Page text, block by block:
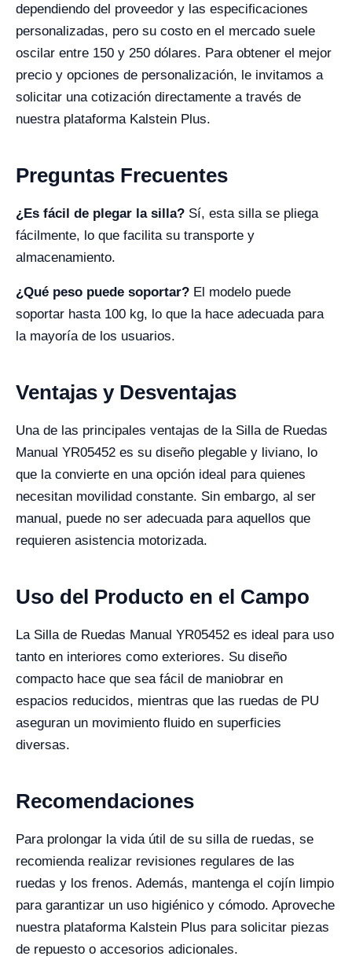
dependiendo del proveedor y las especificaciones
personalizadas, pero su costo en el mercado suele
oscilar entre 150 y 250 dólares. Para obtener el mejor
precio y opciones de personalización, le invitamos a
solicitar una cotización directamente a través de
nuestra plataforma Kalstein Plus.
Preguntas Frecuentes
¿Es fácil de plegar la silla? Sí, esta silla se pliega
fácilmente, lo que facilita su transporte y
almacenamiento.
¿Qué peso puede soportar? El modelo puede
soportar hasta 100 kg, lo que la hace adecuada para
la mayoría de los usuarios.
Ventajas y Desventajas
Una de las principales ventajas de la Silla de Ruedas
Manual YR05452 es su diseño plegable y liviano, lo
que la convierte en una opción ideal para quienes
necesitan movilidad constante. Sin embargo, al ser
manual, puede no ser adecuada para aquellos que
requieren asistencia motorizada.
Uso del Producto en el Campo
La Silla de Ruedas Manual YR05452 es ideal para uso
tanto en interiores como exteriores. Su diseño
compacto hace que sea fácil de maniobrar en
espacios reducidos, mientras que las ruedas de PU
aseguran un movimiento fluido en superficies
diversas.
Recomendaciones
Para prolongar la vida útil de su silla de ruedas, se
recomienda realizar revisiones regulares de las
ruedas y los frenos. Además, mantenga el cojín limpio
para garantizar un uso higiénico y cómodo. Aproveche
nuestra plataforma Kalstein Plus para solicitar piezas
de repuesto o accesorios adicionales.